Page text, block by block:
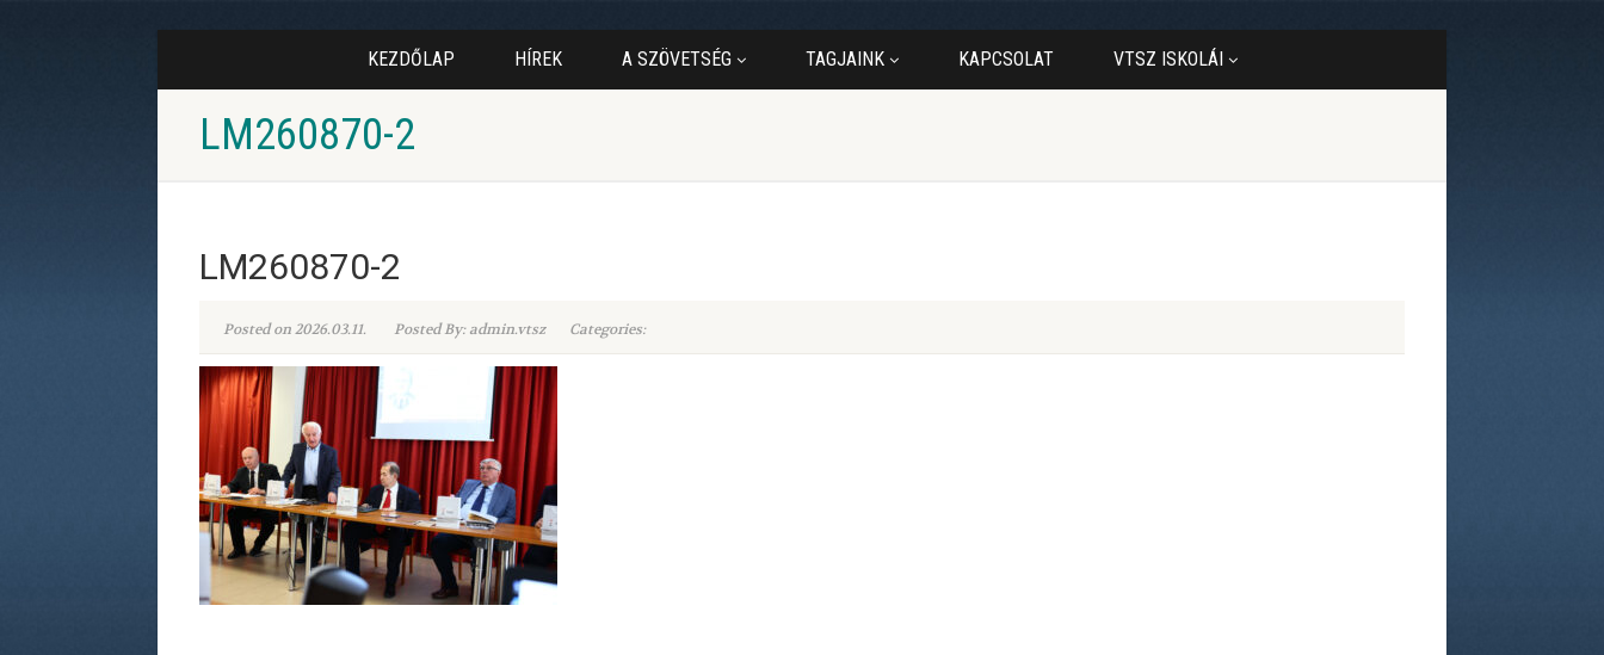
KEZDŐLAP HÍREK A SZÖVETSÉG TAGJAINK KAPCSOLAT VTSZ ISKOLÁI
LM260870-2
LM260870-2
Posted on 2026.03.11. Posted By: admin.vtsz Categories: